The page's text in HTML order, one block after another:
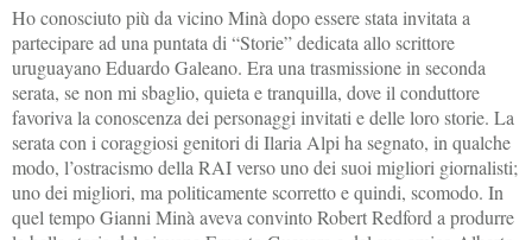
Ho conosciuto più da vicino Minà dopo essere stata invitata a
partecipare ad una puntata di “Storie” dedicata allo scrittore
uruguayano Eduardo Galeano. Era una trasmissione in seconda
serata, se non mi sbaglio, quieta e tranquilla, dove il conduttore
favoriva la conoscenza dei personaggi invitati e delle loro storie. La
serata con i coraggiosi genitori di Ilaria Alpi ha segnato, in qualche
modo, l’ostracismo della RAI verso uno dei suoi migliori giornalisti;
uno dei migliori, ma politicamente scorretto e quindi, scomodo. In
quel tempo Gianni Minà aveva convinto Robert Redford a produrre